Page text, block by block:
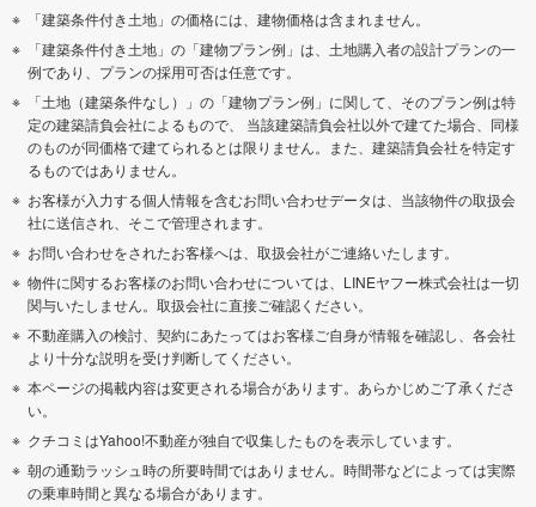
「建築条件付き土地」の価格には、建物価格は含まれません。
「建築条件付き土地」の「建物プラン例」は、土地購入者の設計プランの一
例であり、プランの採用可否は任意です。
「土地（建築条件なし）」の「建物プラン例」に関して、そのプラン例は特
定の建築請負会社によるもので、 当該建築請負会社以外で建てた場合、同様
のものが同価格で建てられるとは限りません。また、建築請負会社を特定す
るものではありません。
お客様が入力する個人情報を含むお問い合わせデータは、当該物件の取扱会
社に送信され、そこで管理されます。
お問い合わせをされたお客様へは、取扱会社がご連絡いたします。
物件に関するお客様のお問い合わせについては、LINEヤフー株式会社は一切
関与いたしません。取扱会社に直接ご確認ください。
不動産購入の検討、契約にあたってはお客様ご自身が情報を確認し、各会社
より十分な説明を受け判断してください。
本ページの掲載内容は変更される場合があります。あらかじめご了承くださ
い。
クチコミはYahoo!不動産が独自で収集したものを表示しています。
朝の通勤ラッシュ時の所要時間ではありません。時間帯などによっては実際
の乗車時間と異なる場合があります。